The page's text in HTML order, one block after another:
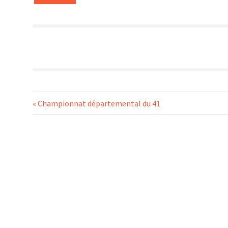
Navigation
Previous
Post:
Championnat départemental du 41